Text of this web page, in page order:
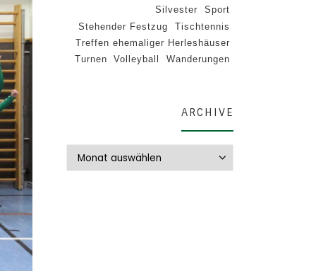
Silvester
Sport
Stehender Festzug
Tischtennis
Treffen ehemaliger Herleshäuser
Turnen
Volleyball Wanderungen
ARCHIVE